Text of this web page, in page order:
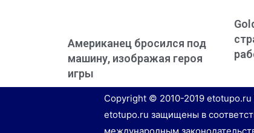
Американец бросился под
машину, изображая героя
игры
Copyright © 2010-2019 etotupo.ru
etotupo.ru защищены в